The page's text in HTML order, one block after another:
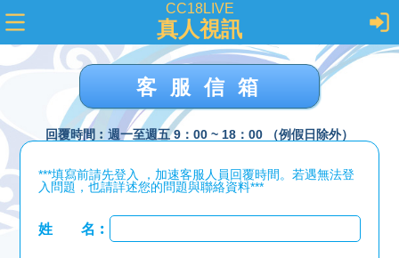
CC18LIVE
真人視訊
客服信箱
回覆時間︰週一至週五 9：00 ~ 18：00 （例假日除外）
***填寫前請先登入 ，加速客服人員回覆時間。若遇無法登
入問題，也請詳述您的問題與聯絡資料***
姓 名︰